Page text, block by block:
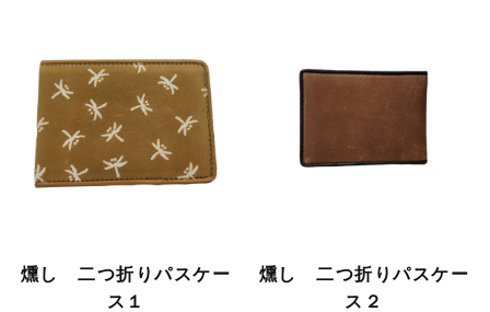
燻し 二つ折りパスケー
ス１
燻し 二つ折りパスケー
ス２